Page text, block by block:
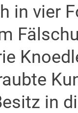
in vier
in